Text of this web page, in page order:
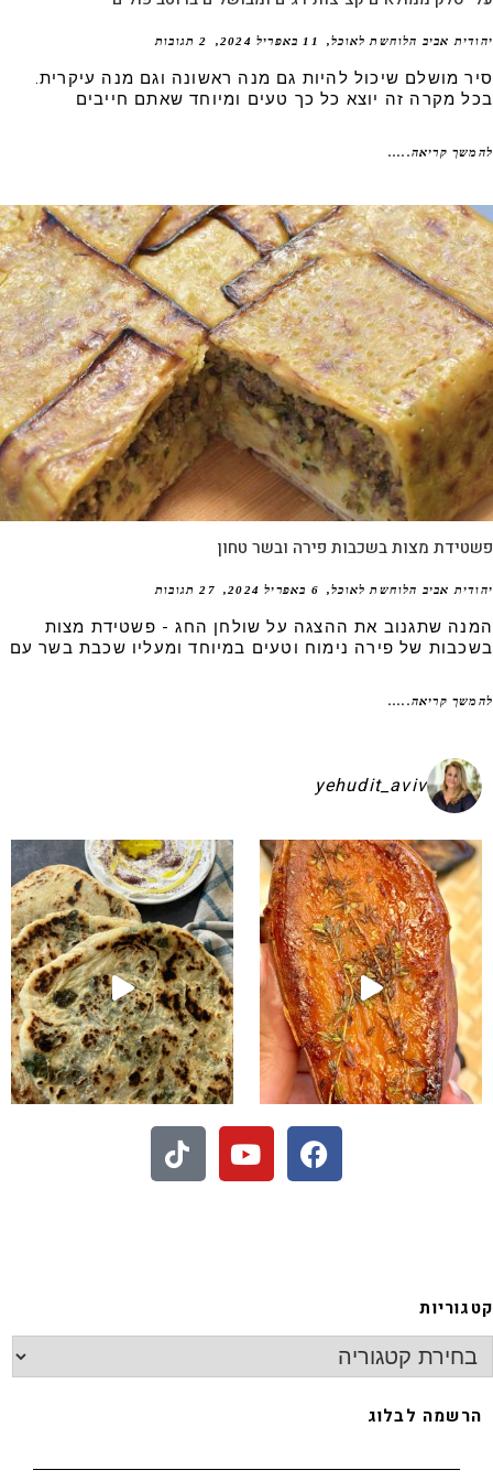
אביב הלוחשת לאוכל 11 באפריל 2024 2 תגובות
מושלם שיכול להיות גם מנה ראשונה וגם מנה עיקרית.
מקרה זה יוצא כל כך טעים ומיוחד שאתם חייבים
קריאה.....
מצות בשכבות פירה ובשר טחון
אביב הלוחשת לאוכל 6 באפריל 2024 27 תגובות
שתגנוב את ההצגה על שולחן החג - פשטידת מצות
של פירה נימוח וטעים במיוחד ומעליו שכבת בשר עם
קריאה.....
yehudit_aviv
בפיתות היסטריות
חיתוכיות ריבה וקוקוס
לבלוג